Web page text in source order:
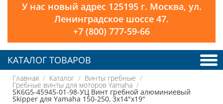
У нас новый адрес 125195 г. Москва, ул.
Ленинградское шоссе 47.
+7 (800) 777-59-66
КАТАЛОГ ТОВАРОВ
Главная Каталог Винты гребные
Гребные винты для моторов Yamaha
SK6G5-45945-01-98-УЦ Винт гребной алюминиевый
Skipper для Yamaha 150-250, 3x14"x19"